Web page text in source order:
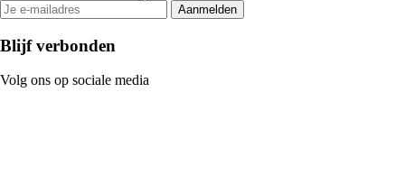
Aanmelden
Blijf verbonden
Volg ons op sociale media